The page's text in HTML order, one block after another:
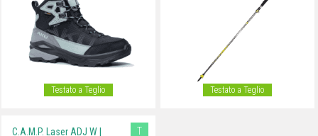
Testato a Teglio Testato a Teglio
C.A.M.P. Laser ADJ W |
T